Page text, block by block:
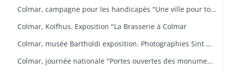
Colmar, campagne pour les handicapés "Une ville pour tous
Colmar, Koïfhus. Exposition "La Brasserie à Colmar
Colmar, musée Bartholdi exposition. Photographies Sint Niklaas
Colmar, journée nationale "Portes ouvertes des monuments historiques" (organisée par l'AREHC et le lycée Bartholdi)